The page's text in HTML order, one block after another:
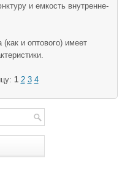
и емкость внутренне­
(как и оптового) имеет
1 2 3 4